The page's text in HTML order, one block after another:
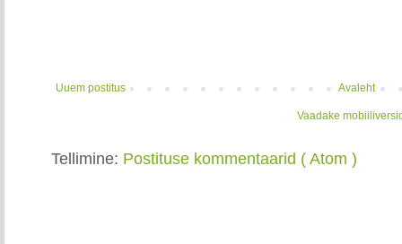
Uuem postitus Avaleht
Vaadake
Tellimine: Postituse kommentaarid ( Atom )